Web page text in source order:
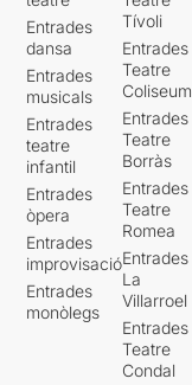
Entrades
dansa
Entrades
musicals
Entrades
teatre
infantil
Entrades
òpera
Entrades
improvisació
Entrades
monòlegs
Tívoli
Entrades
Teatre
Coliseum
Entrades
Teatre
Borràs
Entrades
Teatre
Romea
Entrades
La
Villarroel
Entrades
Teatre
Condal